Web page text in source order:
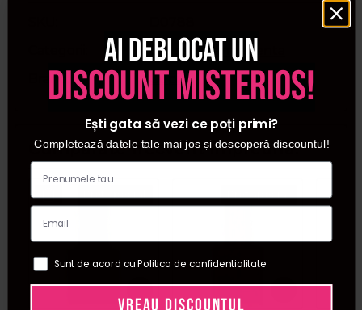
Oja semipermanenta
Brand
Cupio
Cumparate frecvent impreuna:
Ai deblocat un
discount misterios!
Ești gata să vezi ce poți primi?
Completează datele tale mai jos și descoperă discountul!
Sunt de acord cu Politica de confidentialitate
VREAU DISCOUNTUL